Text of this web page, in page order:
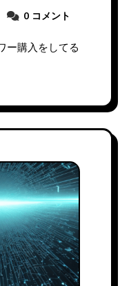
0 コメント